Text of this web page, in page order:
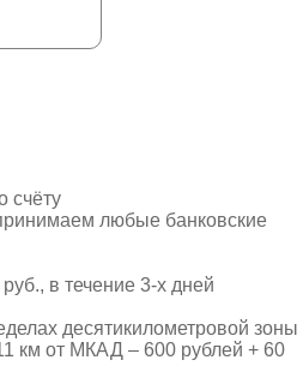
счёту
любые банковские
в течение 3-х дней
десятикилометровой зоны
км от МКАД – 600 рублей + 60